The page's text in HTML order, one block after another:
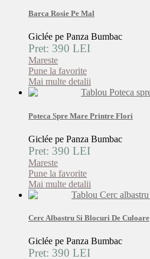
Barca Rosie Pe Mal
Giclée pe Panza Bumbac
Pret: 390 LEI
Mareste
Pune la favorite
Mai multe detalii
Poteca Spre Mare Printre Flori
Giclée pe Panza Bumbac
Pret: 390 LEI
Mareste
Pune la favorite
Mai multe detalii
Cerc Albastru Si Blocuri De Culoare
Giclée pe Panza Bumbac
Pret: 390 LEI